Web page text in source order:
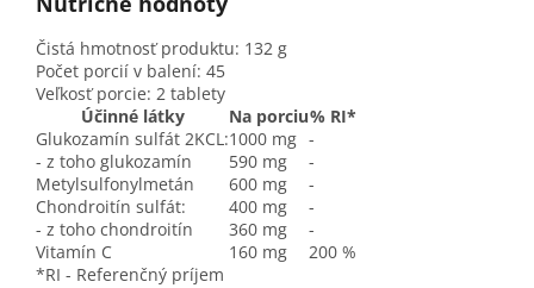
Čistá hmotnosť produktu: 132 g
Počet porcií v balení: 45
Veľkosť porcie: 2 tablety
Účinné látky
Na porciu% RI*
Glukozamín sulfát 2KCL:1000 mg -
- z toho glukozamín
590 mg
-
Metylsulfonylmetán
600 mg
-
Chondroitín sulfát:
400 mg
-
- z toho chondroitín
360 mg
-
Vitamín C
160 mg
200 %
*RI - Referenčný príjem